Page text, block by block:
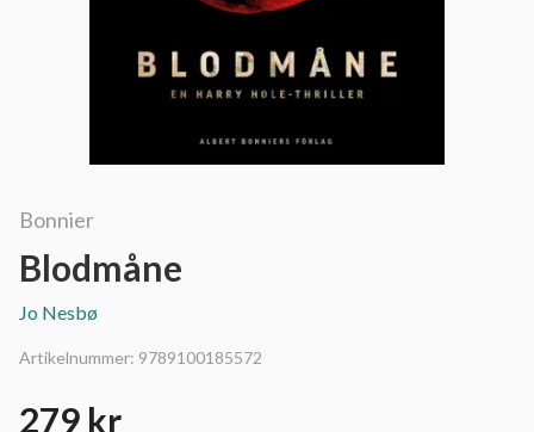
Bonnier
Blodmåne
Jo Nesbø
Artikelnummer: 9789100185572
279 kr